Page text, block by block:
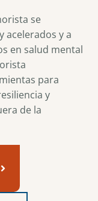
se
acelerados y a
en salud mental
para
y
de la